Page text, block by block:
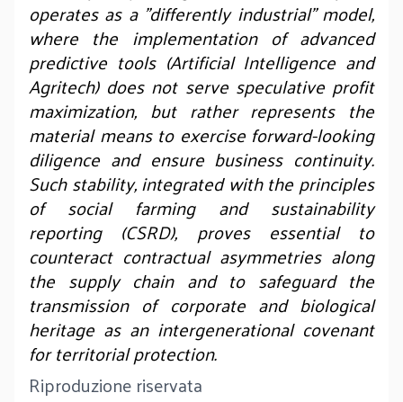
operates as a "differently industrial" model,
where the implementation of advanced
predictive tools (Artificial Intelligence and
Agritech) does not serve speculative profit
maximization, but rather represents the
material means to exercise forward-looking
diligence and ensure business continuity.
Such stability, integrated with the principles
of social farming and sustainability
reporting (CSRD), proves essential to
counteract contractual asymmetries along
the supply chain and to safeguard the
transmission of corporate and biological
heritage as an intergenerational covenant
for territorial protection.
Riproduzione riservata